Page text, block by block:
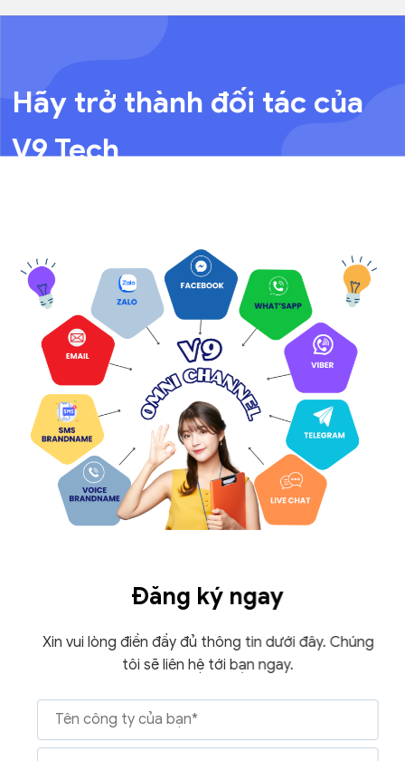
Hãy trở thành đối tác của
V9 Tech
Đăng ký ngay
Xin vui lòng điền đầy đủ thông tin dưới đây. Chúng
tôi sẽ liên hệ tới bạn ngay.